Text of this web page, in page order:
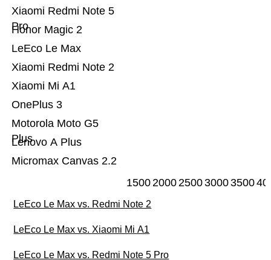
Micromax Canvas 2.2
Lenovo A Plus
Motorola Moto G5
Plus
OnePlus 3
Xiaomi Mi A1
Xiaomi Redmi Note 2
LeEco Le Max
Honor Magic 2
Xiaomi Redmi Note 5
Pro
15002000250030003500
LeEco Le Max vs. Redmi Note 2
LeEco Le Max vs. Xiaomi Mi A1
LeEco Le Max vs. Redmi Note 5 Pro